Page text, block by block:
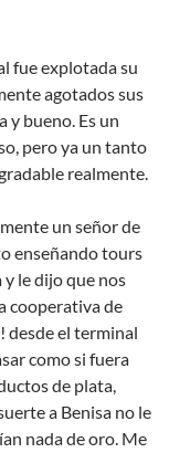
fue explotada su
agotados sus
y bueno. Es un
pero ya un tanto
realmente.
un señor de
enseñando tours
y le dijo que nos
cooperativa de
desde el terminal
como si fuera
de plata,
a Benisa no le
nada de oro. Me